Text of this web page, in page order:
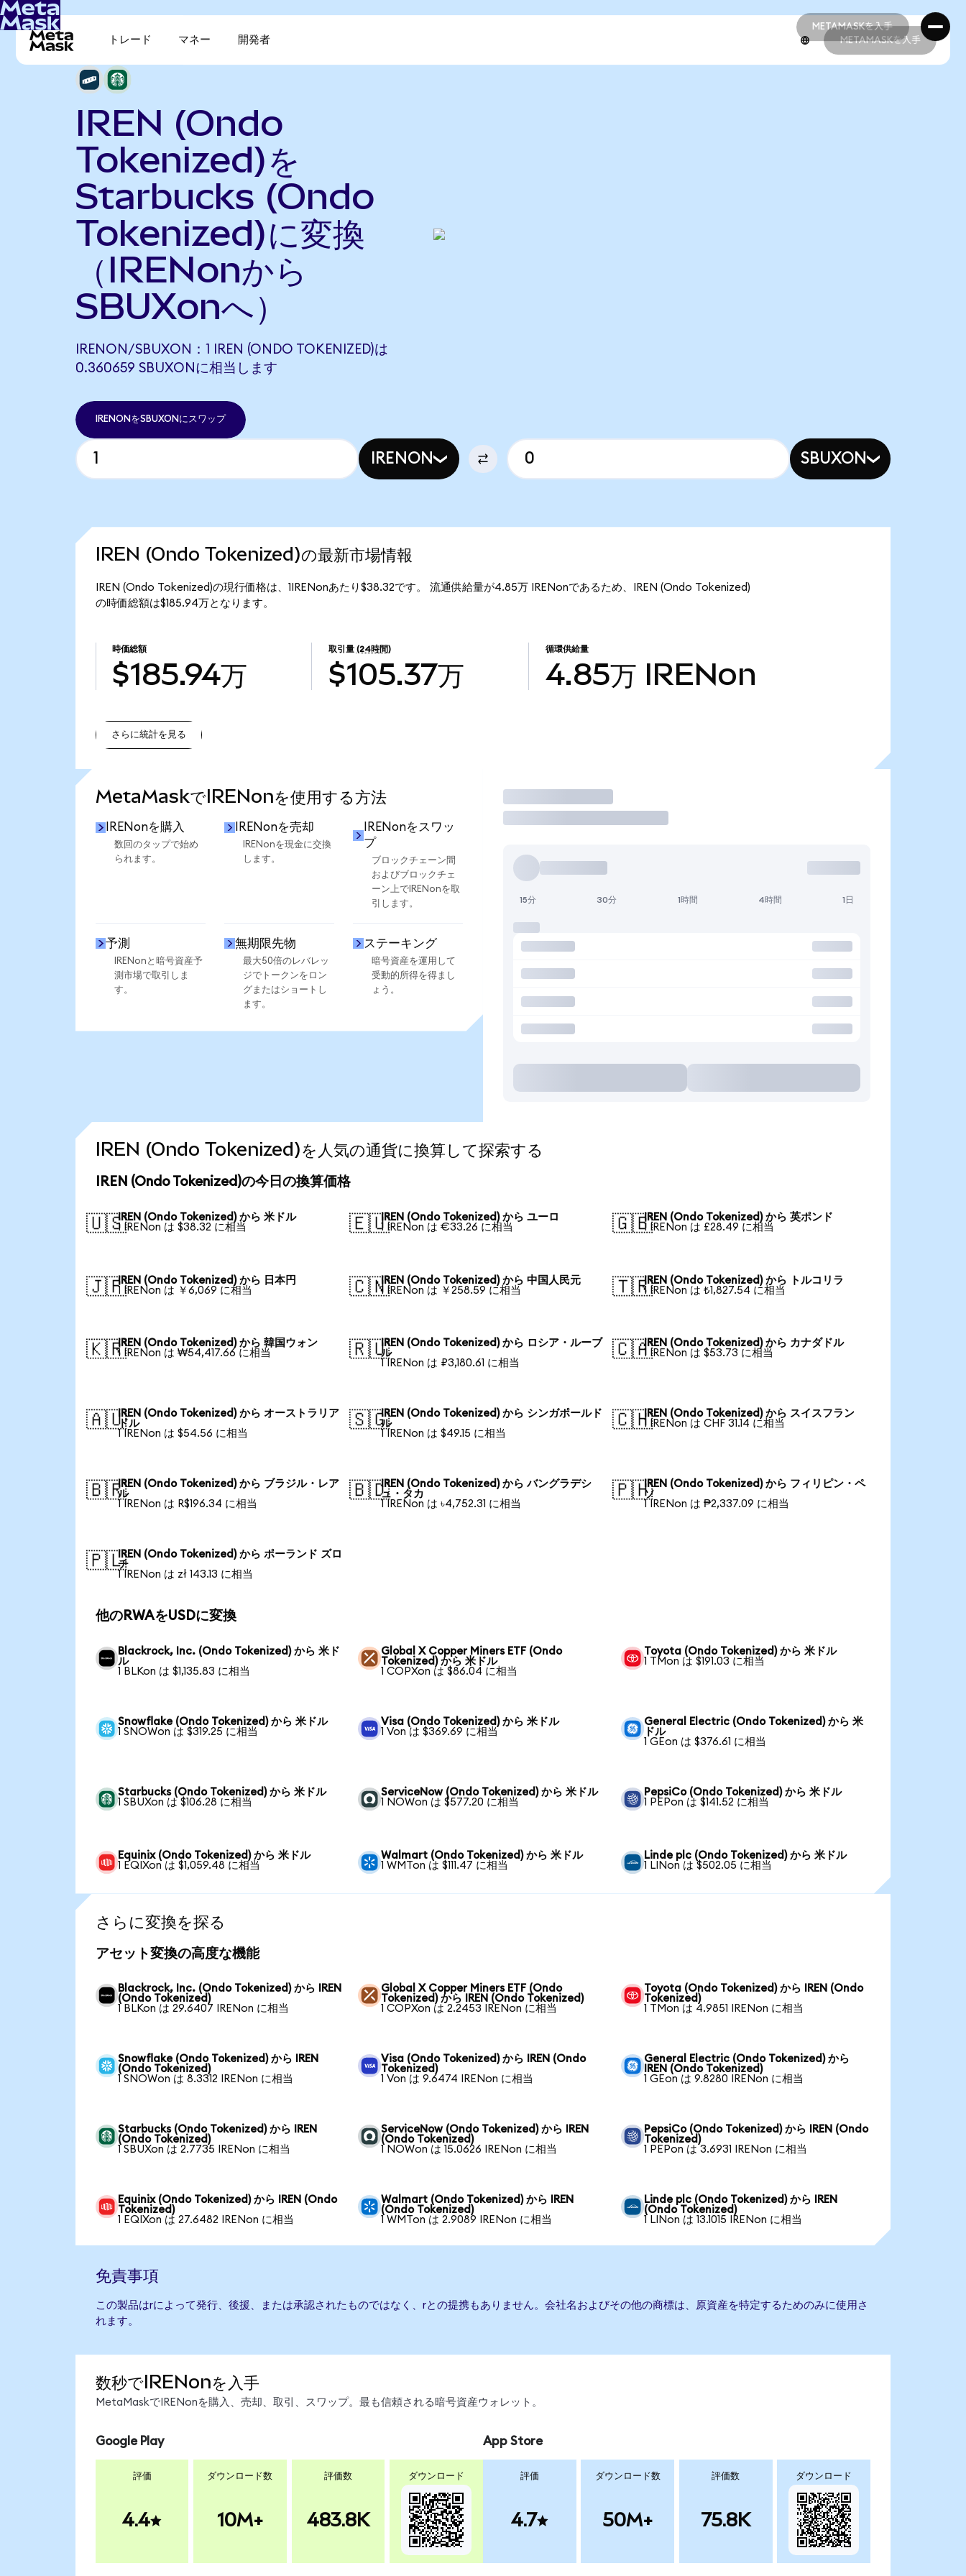
METAMASKを入手
METAMASKを入手
トレード マネー 開発者 METAMASKを入手
IREN (Ondo
Tokenized)を
Starbucks (Ondo
Tokenized)に変換
（IRENonから
SBUXonへ）
IRENON/SBUXON：1 IREN (ONDO TOKENIZED)は
0.360659 SBUXONに相当します
IRENONをSBUXONにスワップ
IRENON SBUXON
IREN (Ondo Tokenized)の最新市場情報
IREN (Ondo Tokenized)の現行価格は、1IRENonあたり$38.32です。 流通供給量が4.85万 IRENonであるため、IREN (Ondo Tokenized)
の時価総額は$185.94万となります。
時価総額
$185.94万
取引量 (24時間)
$105.37万
循環供給量
4.85万 IRENon
さらに統計を見る
MetaMaskでIRENonを使用する方法
IRENonを購入
数回のタップで始め
られます。
IRENonを売却
IRENonを現金に交換
します。
IRENonをスワッ
プ
ブロックチェーン間
およびブロックチェ
ーン上でIRENonを取
引します。
予測
IRENonと暗号資産予
測市場で取引しま
す。
無期限先物
最大50倍のレバレッ
ジでトークンをロン
グまたはショートし
ます。
ステーキング
暗号資産を運用して
受動的所得を得まし
ょう。
取引
15分 30分 1時間 4時間 1日
IREN (Ondo Tokenized)を人気の通貨に換算して探索する
IREN (Ondo Tokenized)の今日の換算価格
🇺🇸IREN (Ondo Tokenized) から 米ドル
1 IRENon は $38.32 に相当
🇪🇺IREN (Ondo Tokenized) から ユーロ
1 IRENon は €33.26 に相当
🇬🇧IREN (Ondo Tokenized) から 英ポンド
1 IRENon は £28.49 に相当
🇯🇵IREN (Ondo Tokenized) から 日本円
1 IRENon は ￥6,069 に相当
🇨🇳IREN (Ondo Tokenized) から 中国人民元
1 IRENon は ￥258.59 に相当
🇹🇷IREN (Ondo Tokenized) から トルコリラ
1 IRENon は ₺1,827.54 に相当
🇰🇷IREN (Ondo Tokenized) から 韓国ウォン
1 IRENon は ₩54,417.66 に相当
🇷🇺IREN (Ondo Tokenized) から ロシア・ルーブ
ル
1 IRENon は ₽3,180.61 に相当
🇨🇦IREN (Ondo Tokenized) から カナダドル
1 IRENon は $53.73 に相当
🇦🇺IREN (Ondo Tokenized) から オーストラリア
ドル
1 IRENon は $54.56 に相当
🇸🇬IREN (Ondo Tokenized) から シンガポールド
ル
1 IRENon は $49.15 に相当
🇨🇭IREN (Ondo Tokenized) から スイスフラン
1 IRENon は CHF 31.14 に相当
🇧🇷IREN (Ondo Tokenized) から ブラジル・レア
ル
1 IRENon は R$196.34 に相当
🇧🇩IREN (Ondo Tokenized) から バングラデシ
ュ・タカ
1 IRENon は ৳4,752.31 に相当
🇵🇭IREN (Ondo Tokenized) から フィリピン・ペ
ソ
1 IRENon は ₱2,337.09 に相当
🇵🇱IREN (Ondo Tokenized) から ポーランド ズロ
チ
1 IRENon は zł 143.13 に相当
他のRWAをUSDに変換
Blackrock, Inc. (Ondo Tokenized) から 米ド
ル
1 BLKon は $1,135.83 に相当
Global X Copper Miners ETF (Ondo
Tokenized) から 米ドル
1 COPXon は $86.04 に相当
Toyota (Ondo Tokenized) から 米ドル
1 TMon は $191.03 に相当
Snowflake (Ondo Tokenized) から 米ドル
1 SNOWon は $319.25 に相当
Visa (Ondo Tokenized) から 米ドル
1 Von は $369.69 に相当
General Electric (Ondo Tokenized) から 米
ドル
1 GEon は $376.61 に相当
Starbucks (Ondo Tokenized) から 米ドル
1 SBUXon は $106.28 に相当
ServiceNow (Ondo Tokenized) から 米ドル
1 NOWon は $577.20 に相当
PepsiCo (Ondo Tokenized) から 米ドル
1 PEPon は $141.52 に相当
Equinix (Ondo Tokenized) から 米ドル
1 EQIXon は $1,059.48 に相当
Walmart (Ondo Tokenized) から 米ドル
1 WMTon は $111.47 に相当
Linde plc (Ondo Tokenized) から 米ドル
1 LINon は $502.05 に相当
さらに変換を探る
アセット変換の高度な機能
Blackrock, Inc. (Ondo Tokenized) から IREN
(Ondo Tokenized)
1 BLKon は 29.6407 IRENon に相当
Global X Copper Miners ETF (Ondo
Tokenized) から IREN (Ondo Tokenized)
1 COPXon は 2.2453 IRENon に相当
Toyota (Ondo Tokenized) から IREN (Ondo
Tokenized)
1 TMon は 4.9851 IRENon に相当
Snowflake (Ondo Tokenized) から IREN
(Ondo Tokenized)
1 SNOWon は 8.3312 IRENon に相当
Visa (Ondo Tokenized) から IREN (Ondo
Tokenized)
1 Von は 9.6474 IRENon に相当
General Electric (Ondo Tokenized) から
IREN (Ondo Tokenized)
1 GEon は 9.8280 IRENon に相当
Starbucks (Ondo Tokenized) から IREN
(Ondo Tokenized)
1 SBUXon は 2.7735 IRENon に相当
ServiceNow (Ondo Tokenized) から IREN
(Ondo Tokenized)
1 NOWon は 15.0626 IRENon に相当
PepsiCo (Ondo Tokenized) から IREN (Ondo
Tokenized)
1 PEPon は 3.6931 IRENon に相当
Equinix (Ondo Tokenized) から IREN (Ondo
Tokenized)
1 EQIXon は 27.6482 IRENon に相当
Walmart (Ondo Tokenized) から IREN
(Ondo Tokenized)
1 WMTon は 2.9089 IRENon に相当
Linde plc (Ondo Tokenized) から IREN
(Ondo Tokenized)
1 LINon は 13.1015 IRENon に相当
免責事項
この製品はrによって発行、後援、または承認されたものではなく、rとの提携もありません。会社名およびその他の商標は、原資産を特定するためのみに使用さ
れます。
数秒でIRENonを入手
MetaMaskでIRENonを購入、売却、取引、スワップ。最も信頼される暗号資産ウォレット。
Google Play
評価
4.4
ダウンロード数
10M+
評価数
483.8K
ダウンロード
App Store
評価
4.7
ダウンロード数
50M+
評価数
75.8K
ダウンロード